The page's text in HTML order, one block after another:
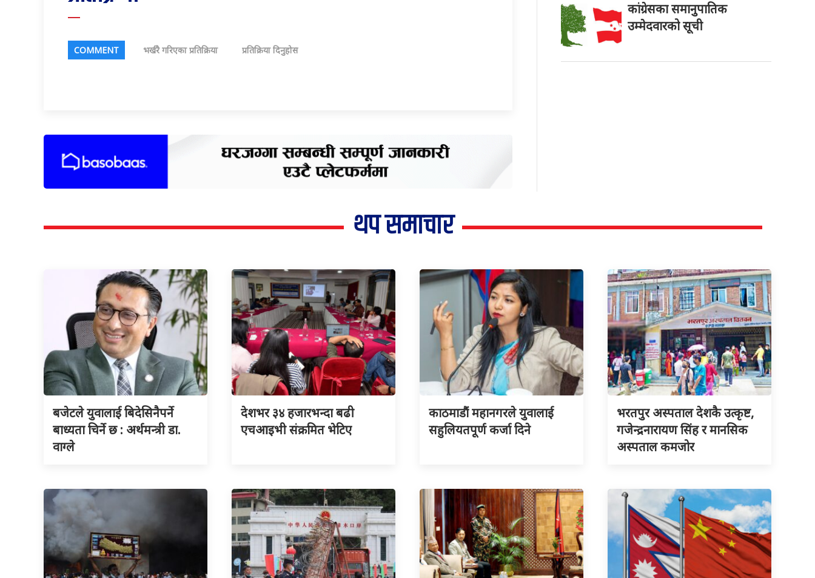
COMMENT भर्खरै गरिएका प्रतिक्रिया प्रतिक्रिया दिनुहोस
कांग्रेसका समानुपातिक
उम्मेदवारको सूची
थप समाचार
बजेटले युवालाई बिदेसिनैपर्ने
बाध्यता चिर्ने छ : अर्थमन्त्री डा.
वाग्ले
देशभर ३४ हजारभन्दा बढी
एचआइभी संक्रमित भेटिए
काठमाडौं महानगरले युवालाई
सहुलियतपूर्ण कर्जा दिने
भरतपुर अस्पताल देशकै उत्कृष्ट,
गजेन्द्रनारायण सिंह र मानसिक
अस्पताल कमजोर